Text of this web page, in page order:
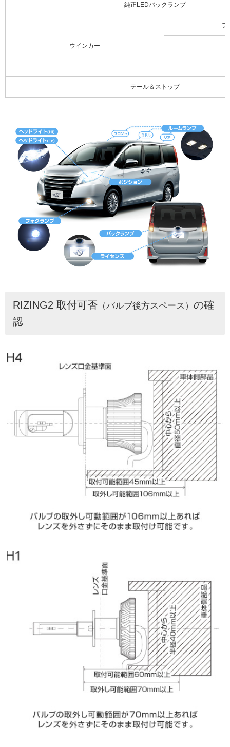
純正LEDバックランプ
ウインカー
フ
テール＆ストップ
RIZING2 取付可否 （バルブ後方スペース） の確
認